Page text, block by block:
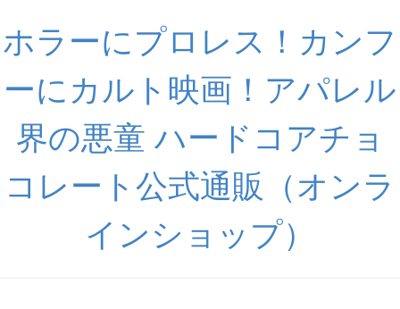
ホラーにプロレス！カンフ
ーにカルト映画！アパレル
界の悪童 ハードコアチョ
コレート公式通販（オンラ
インショップ）